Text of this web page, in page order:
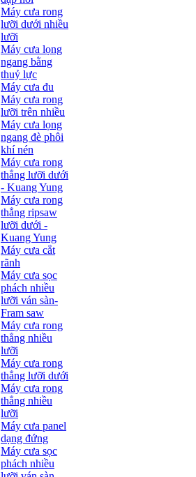
Máy cưa rong
lưỡi dưới nhiều
lưỡi
Máy cưa lọng
ngang bằng
thuỷ lực
Máy cưa đu
Máy cưa rong
lưỡi trên nhiều
Máy cưa lọng
ngang đè phôi
khí nén
Máy cưa rong
thẳng lưỡi dưới
- Kuang Yung
Máy cưa rong
thẳng ripsaw
lưỡi dưới -
Kuang Yung
Máy cưa cắt
rãnh
Máy cưa sọc
phách nhiều
lưỡi ván sàn-
Fram saw
Máy cưa rong
thẳng nhiều
lưỡi
Máy cưa rong
thẳng lưỡi dưới
Máy cưa rong
thẳng nhiều
lưỡi
Máy cưa panel
dạng đứng
Máy cưa sọc
phách nhiều